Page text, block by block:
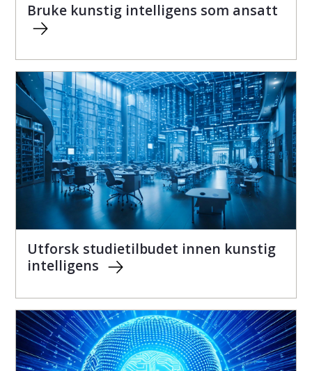
Bruke kunstig intelligens som ansatt
Utforsk studietilbudet innen kunstig
intelligens